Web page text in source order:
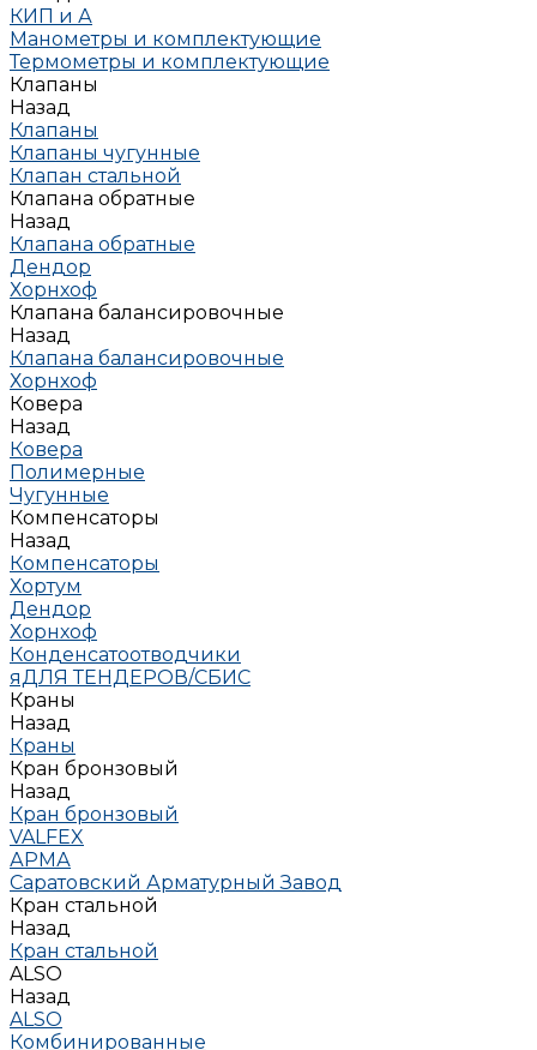
КИП и А
Манометры и комплектующие
Термометры и комплектующие
Клапаны
Назад
Клапаны
Клапаны чугунные
Клапан стальной
Клапана обратные
Назад
Клапана обратные
Дендор
Хорнхоф
Клапана балансировочные
Назад
Клапана балансировочные
Хорнхоф
Ковера
Назад
Ковера
Полимерные
Чугунные
Компенсаторы
Назад
Компенсаторы
Хортум
Дендор
Хорнхоф
Конденсатоотводчики
яДЛЯ ТЕНДЕРОВ/СБИС
Краны
Назад
Краны
Кран бронзовый
Назад
Кран бронзовый
VALFEX
АРМА
Саратовский Арматурный Завод
Кран стальной
Назад
Кран стальной
ALSO
Назад
ALSO
Комбинированные